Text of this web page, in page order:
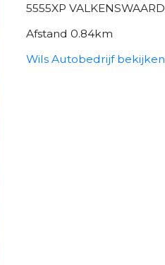
5555XP VALKENSWAARD
Afstand 0.84km
Wils Autobedrijf bekijken